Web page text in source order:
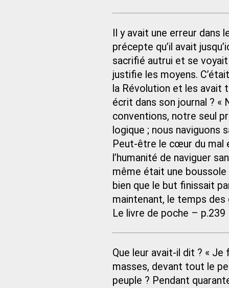
Il y avait une erreur
précepte qu’il avait
sacrifié autrui et se
justifie les moyens.
la Révolution et les avait
écrit dans son journal ?
conventions, notre seul
logique ; nous naviguons
Peut-être le cœur du mal
l’humanité de naviguer
même était une
bien que le but finissait
maintenant, le temps
Le livre de poche – p.239
Que leur avait-il dit ? «
masses, devant tout le
peuple ? Pendant